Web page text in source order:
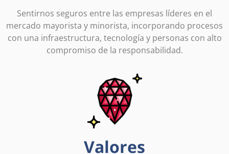
Sentirnos seguros entre las empresas líderes en el
mercado mayorista y minorista, incorporando procesos
con una infraestructura, tecnología y personas con alto
compromiso de la responsabilidad.
Valores